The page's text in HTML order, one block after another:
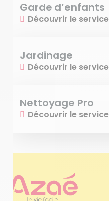
Garde d’enfants
Découvrir le service
Jardinage
Découvrir le service
Nettoyage Pro
Découvrir le service